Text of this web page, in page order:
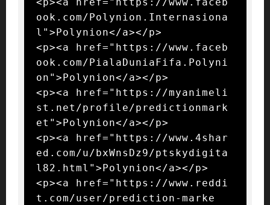
ook.com/Polynion.Internasiona
l">Polynion</a></p>
<p><a href="https://www.faceb
ook.com/PialaDuniaFifa.Polyni
on">Polynion</a></p>
<p><a href="https://myanimeli
st.net/profile/predictionmark
et">Polynion</a></p>
<p><a href="https://www.4shar
ed.com/u/bxWnsDz9/ptskydigita
l82.html">Polynion</a></p>
<p><a href="https://www.reddi
t.com/user/prediction-marke